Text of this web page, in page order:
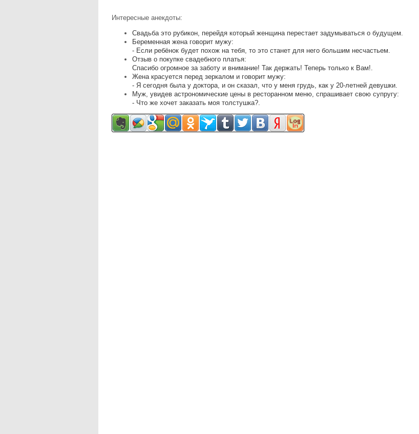
Интересные анекдоты:
Свадьба это рубикон, перейдя который женщина перестает задумываться о будущем.
Беременная жена говорит мужу:
- Если ребёнок будет похож на тебя, то это станет для него большим несчастьем.
Отзыв о покупке свадебного платья:
Спасибо огромное за заботу и внимание! Так держать! Теперь только к Вам!.
Жена красуется перед зеркалом и говорит мужу:
- Я сегодня была у доктора, и он сказал, что у меня грудь, как у 20-летней девушки.
Муж, увидев астрономические цены в ресторанном меню, спрашивает свою супругу:
- Что же хочет заказать моя толстушка?.